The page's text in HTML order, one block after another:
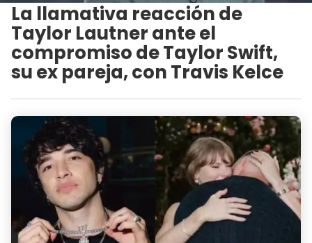
La llamativa reacción de
Taylor Lautner ante el
compromiso de Taylor Swift,
su ex pareja, con Travis Kelce